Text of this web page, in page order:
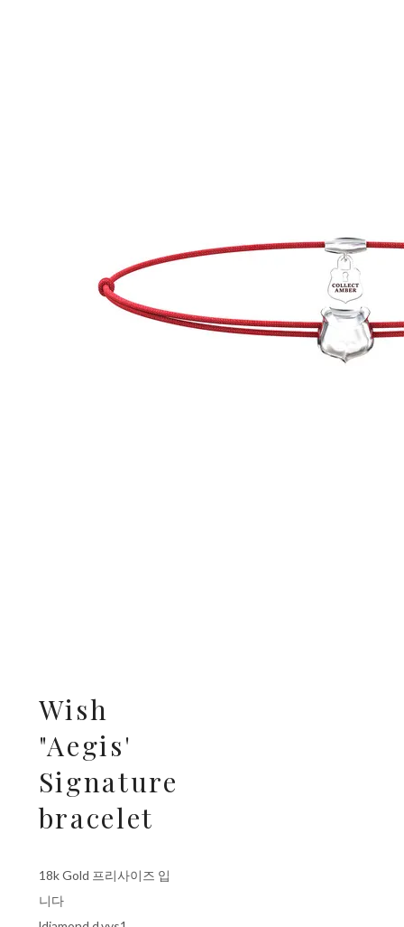
Wish
"Aegis' ​
Signature
bracelet
18k Gold 프리사이즈 입
니다